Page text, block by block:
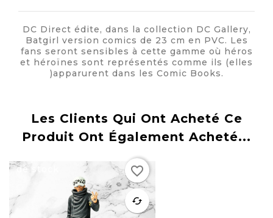
DC Direct édite, dans la collection DC Gallery,
Batgirl version comics de 23 cm en PVC. Les
fans seront sensibles à cette gamme où héros
et héroïnes sont représentés comme ils (elles
)apparurent dans les Comic Books.
Les Clients Qui Ont Acheté Ce
Produit Ont Également Acheté...
de stock
favorite
cached
favorite_border